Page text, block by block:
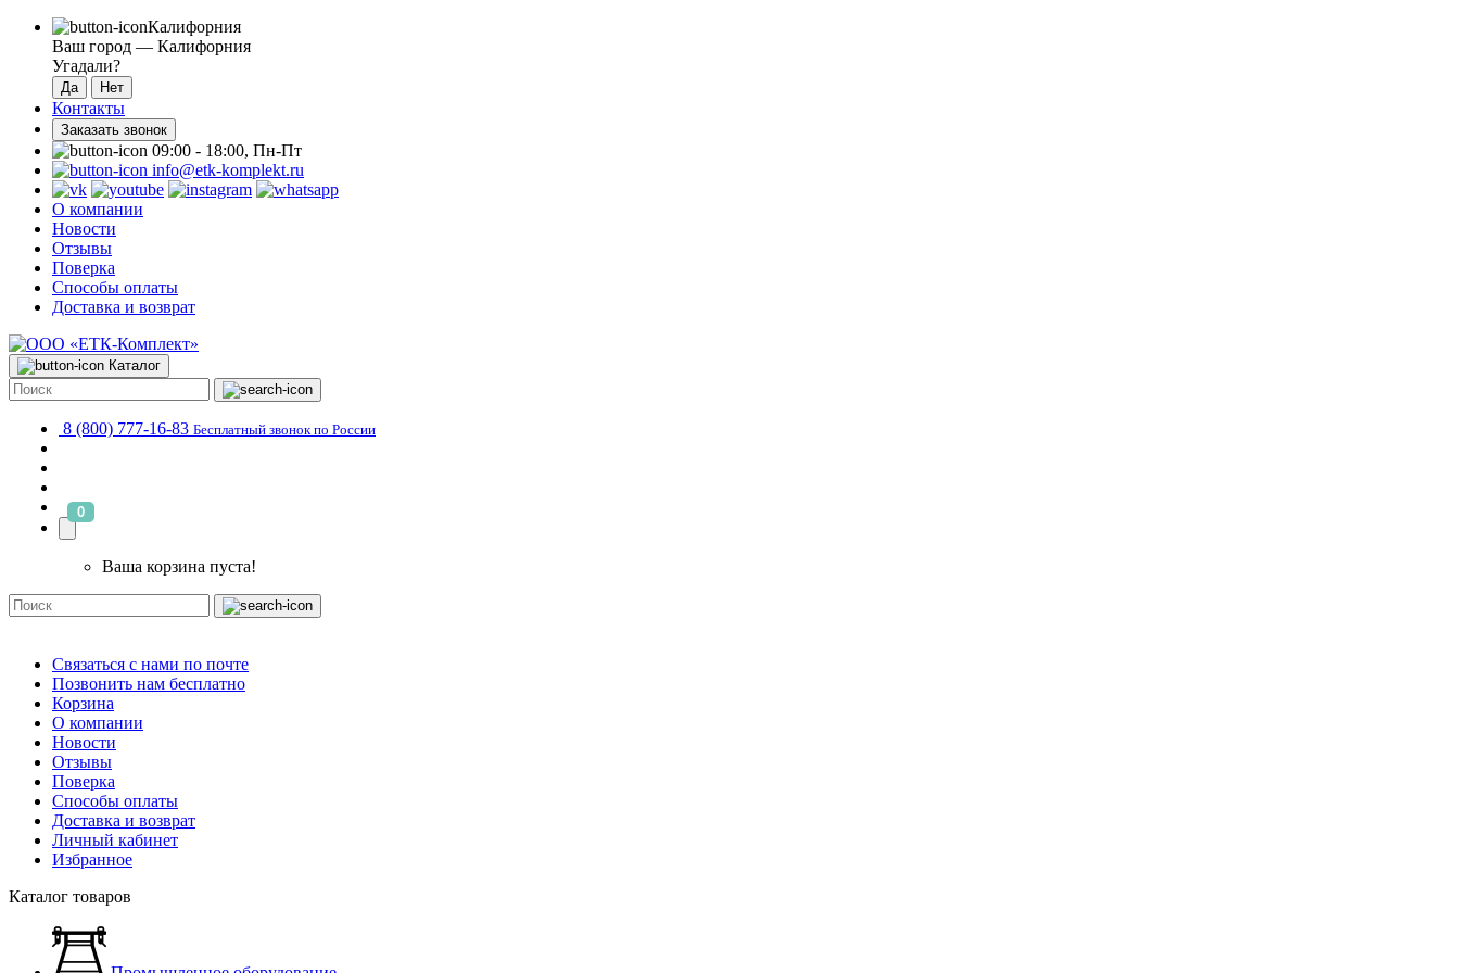
Калифорния
Ваш город — Калифорния
Угадали?
Контакты
Заказать звонок
09:00 - 18:00, Пн-Пт
info@etk-komplekt.ru
О компании
Новости
Отзывы
Поверка
Способы оплаты
Доставка и возврат
Каталог
8 (800) 777-16-83 Бесплатный звонок по России
0
Ваша корзина пуста!
Связаться с нами по почте
Позвонить нам бесплатно
Корзина
О компании
Новости
Отзывы
Поверка
Способы оплаты
Доставка и возврат
Личный кабинет
Избранное
Каталог товаров